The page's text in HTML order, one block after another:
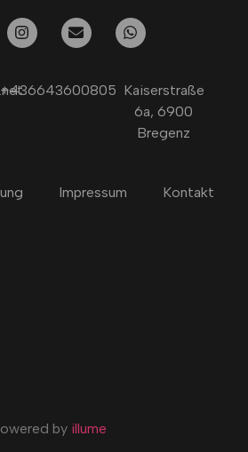
+436643600805 Kaiserstraße
6a, 6900
Bregenz
Impressum Kontakt
by illume